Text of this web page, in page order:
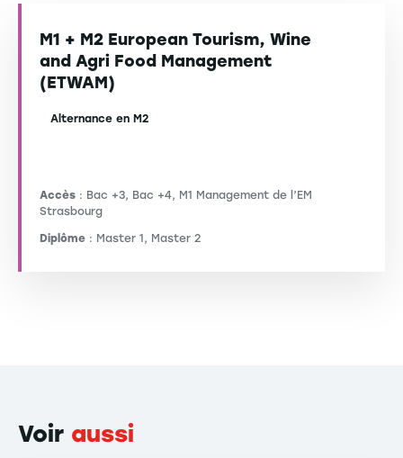
M1 + M2 European Tourism, Wine
and Agri Food Management
(ETWAM)
Alternance en M2
Accès : Bac +3, Bac +4, M1 Management de l’EM
Strasbourg
Diplôme : Master 1, Master 2
Voir aussi